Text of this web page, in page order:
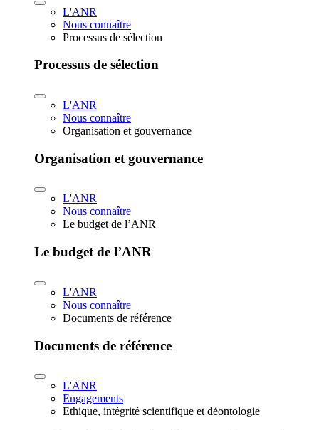
L'ANR
Nous connaître
Processus de sélection
Processus de sélection
L'ANR
Nous connaître
Organisation et gouvernance
Organisation et gouvernance
L'ANR
Nous connaître
Le budget de l’ANR
Le budget de l’ANR
L'ANR
Nous connaître
Documents de référence
Documents de référence
L'ANR
Engagements
Ethique, intégrité scientifique et déontologie